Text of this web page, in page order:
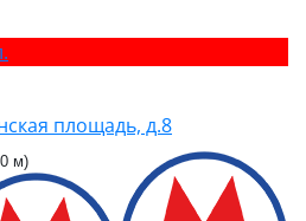
площадь, д.8
м)